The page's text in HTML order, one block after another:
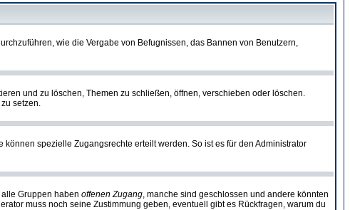
wie die Vergabe von Befugnissen, das Bannen von Benutzern,
und zu löschen, Themen zu schließen, öffnen, verschieben oder löschen.
setzen.
spezielle Zugangsrechte erteilt werden. So ist es für den Administrator
Gruppen haben offenen Zugang, manche sind geschlossen und andere könnten
muss noch seine Zustimmung geben, eventuell gibt es Rückfragen, warum du